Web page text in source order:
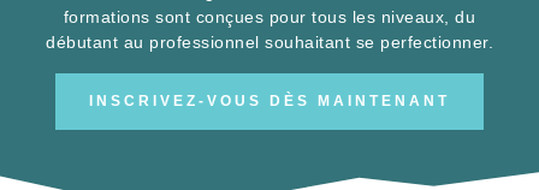
formations sont conçues pour tous les niveaux, du
débutant au professionnel souhaitant se perfectionner.
INSCRIVEZ-VOUS DÈS MAINTENANT